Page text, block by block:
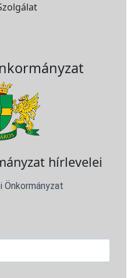
hírlevelei
Önkormányzat